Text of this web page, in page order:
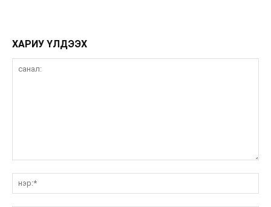
ХАРИУ ҮЛДЭЭХ